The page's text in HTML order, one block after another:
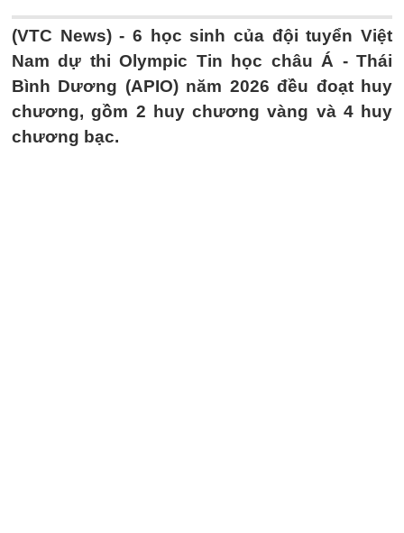
(VTC News) - 6 học sinh của đội tuyển Việt
Nam dự thi Olympic Tin học châu Á - Thái
Bình Dương (APIO) năm 2026 đều đoạt huy
chương, gồm 2 huy chương vàng và 4 huy
chương bạc.